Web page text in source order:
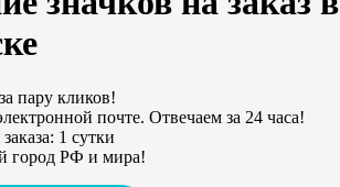
пару кликов!
почте. Отвечаем за 24 часа!
1 сутки
город РФ и мира!